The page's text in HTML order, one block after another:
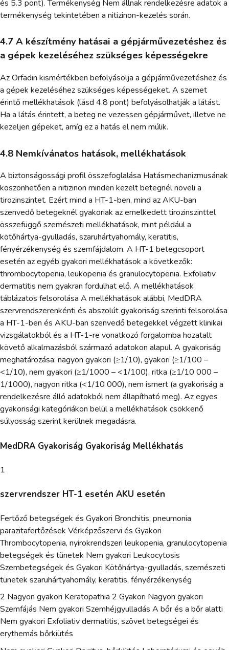
és 5.3 pont). Termékenység Nem állnak rendelkezésre adatok a
termékenység tekintetében a nitizinon-kezelés során.
4.7 A készítmény hatásai a gépjárművezetéshez és
a gépek kezeléséhez szükséges képességekre
Az Orfadin kismértékben befolyásolja a gépjárművezetéshez és
a gépek kezeléséhez szükséges képességeket. A szemet
érintő mellékhatások (lásd 4.8 pont) befolyásolhatják a látást.
Ha a látás érintett, a beteg ne vezessen gépjárművet, illetve ne
kezeljen gépeket, amíg ez a hatás el nem múlik.
4.8 Nemkívánatos hatások, mellékhatások
A biztonságossági profil összefoglalása Hatásmechanizmusának
köszönhetően a nitizinon minden kezelt betegnél növeli a
tirozinszintet. Ezért mind a HT-1-ben, mind az AKU-ban
szenvedő betegeknél gyakoriak az emelkedett tirozinszinttel
összefüggő szemészeti mellékhatások, mint például a
kötőhártya-gyulladás, szaruhártyahomály, keratitis,
fényérzékenység és szemfájdalom. A HT-1 betegcsoport
esetén az egyéb gyakori mellékhatások a következők:
thrombocytopenia, leukopenia és granulocytopenia. Exfoliativ
dermatitis nem gyakran fordulhat elő. A mellékhatások
táblázatos felsorolása A mellékhatások alábbi, MedDRA
szervrendszerenkénti és abszolút gyakoriság szerinti felsorolása
a HT-1-ben és AKU-ban szenvedő betegekkel végzett klinikai
vizsgálatokból és a HT-1-re vonatkozó forgalomba hozatalt
követő alkalmazásból származó adatokon alapul. A gyakoriság
meghatározása: nagyon gyakori (≥1/10), gyakori (≥1/100 –
<1/10), nem gyakori (≥1/1000 – <1/100), ritka (≥1/10 000 –
1/1000), nagyon ritka (<1/10 000), nem ismert (a gyakoriság a
rendelkezésre álló adatokból nem állapítható meg). Az egyes
gyakorisági kategóriákon belül a mellékhatások csökkenő
súlyosság szerint kerülnek megadásra.
MedDRA Gyakoriság Gyakoriság Mellékhatás
1
szervrendszer HT-1 esetén AKU esetén
Fertőző betegségek és Gyakori Bronchitis, pneumonia
parazitafertőzések Vérképzőszervi és Gyakori
Thrombocytopenia, nyirokrendszeri leukopenia, granulocytopenia
betegségek és tünetek Nem gyakori Leukocytosis
Szembetegségek és Gyakori Kötőhártya-gyulladás, szemészeti
tünetek szaruhártyahomály, keratitis, fényérzékenység
2 Nagyon gyakori Keratopathia 2 Gyakori Nagyon gyakori
Szemfájás Nem gyakori Szemhéjgyulladás A bőr és a bőr alatti
Nem gyakori Exfoliativ dermatitis, szövet betegségei és
erythemás bőrkiütés